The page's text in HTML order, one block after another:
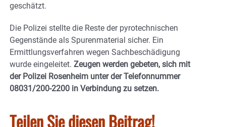
geschätzt.
Die Polizei stellte die Reste der pyrotechnischen
Gegenstände als Spurenmaterial sicher. Ein
Ermittlungsverfahren wegen Sachbeschädigung
wurde eingeleitet. Zeugen werden gebeten, sich mit
der Polizei Rosenheim unter der Telefonnummer
08031/200-2200 in Verbindung zu setzen.
Teilen Sie diesen Beitrag!